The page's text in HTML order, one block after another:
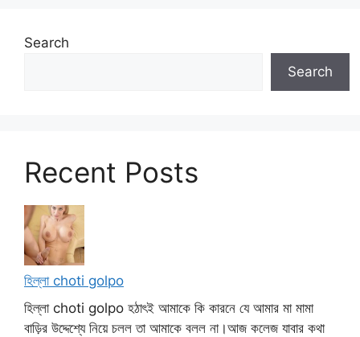
Search
Search
Recent Posts
হিল্লা choti golpo
হিল্লা choti golpo হঠাৎই আমাকে কি কারনে যে আমার মা মামা
বাড়ির উদ্দেশ্যে নিয়ে চলল তা আমাকে বলল না।আজ কলেজ যাবার কথা